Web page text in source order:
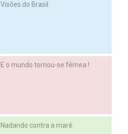
Visões do Brasil
E o mundo tornou-se fêmea !
Nadando contra a maré